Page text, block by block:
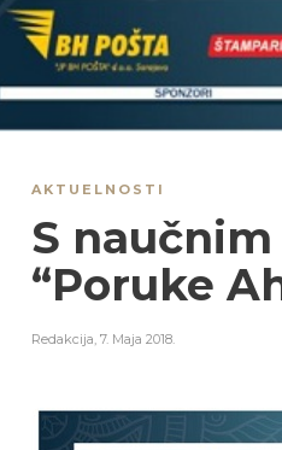
AKTUELNOSTI
S
“Poruke
Redakcija, 7. Maja 2018.